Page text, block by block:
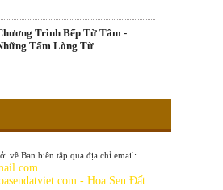
Trình Bếp Từ Tâm -
Tấm Lòng Từ
về Ban biên tập qua địa chỉ email:
- Hoa Sen Đất